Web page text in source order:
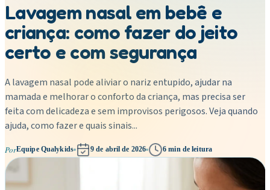
Lavagem nasal em bebê e
criança: como fazer do jeito
certo e com segurança
A lavagem nasal pode aliviar o nariz entupido, ajudar na
mamada e melhorar o conforto da criança, mas precisa ser
feita com delicadeza e sem improvisos perigosos. Veja quando
ajuda, como fazer e quais sinais...
PorEquipe Qualykids 9 de abril de 2026 6 min de leitura